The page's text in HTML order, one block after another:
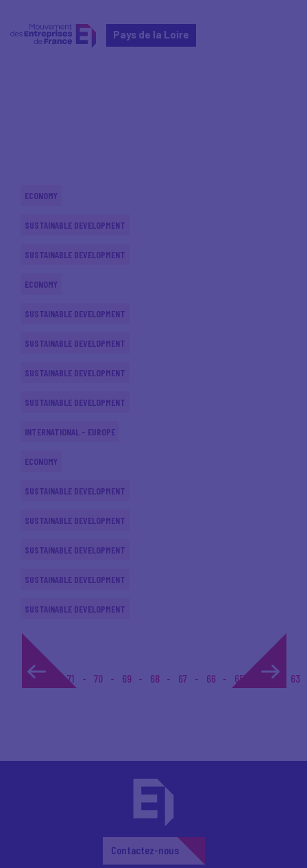
Pays de la Loire
ECONOMY
SUSTAINABLE DEVELOPMENT
SUSTAINABLE DEVELOPMENT
ECONOMY
SUSTAINABLE DEVELOPMENT
SUSTAINABLE DEVELOPMENT
SUSTAINABLE DEVELOPMENT
SUSTAINABLE DEVELOPMENT
INTERNATIONAL - EUROPE
ECONOMY
SUSTAINABLE DEVELOPMENT
SUSTAINABLE DEVELOPMENT
SUSTAINABLE DEVELOPMENT
SUSTAINABLE DEVELOPMENT
SUSTAINABLE DEVELOPMENT
1... 71 70 69 68 67 66 65 64 63
Contactez-nous